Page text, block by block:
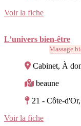
Voir la fiche
L’univers bien-être
Massage
Cabinet, À
beaune
21 - Côte-
Voir la fiche